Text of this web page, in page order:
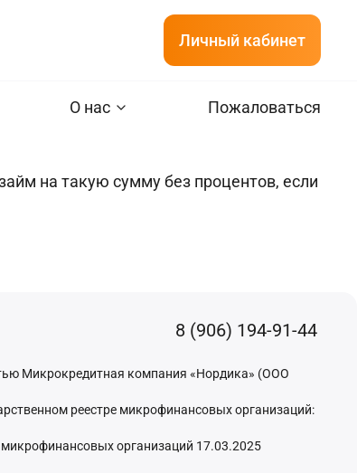
Личный кабинет
О нас Пожаловаться
на такую сумму без процентов, если
8 (906) 194-91-44
Микрокредитная компания «Нордика» (ООО
реестре микрофинансовых организаций:
организаций 17.03.2025